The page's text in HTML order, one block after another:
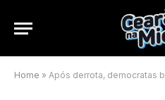
Home » Após derrota, democratas